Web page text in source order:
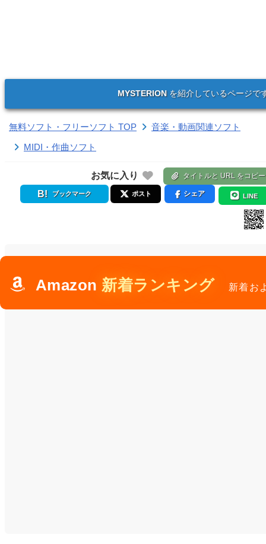
MYSTERIONを紹介しているページで
無料ソフト・フリーソフト TOP
音楽・動画関連ソフト
MIDI・作曲ソフト
お気に入り タイトルと URL をコピー
ブックマーク ポスト シェア LINE
Amazon 新着ランキング 新着お